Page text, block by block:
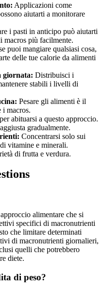
Applicazioni come
aiutarti a monitorare
i pasti in anticipo può aiutarti
macros più facilmente.
puoi mangiare qualsiasi cosa,
delle tue calorie da alimenti
giornata: Distribuisci i
stabili i livelli di
Pesare gli alimenti è il
i macros.
abituarsi a questo approccio.
gradualmente.
Concentrarsi solo sui
vitamine e minerali.
di frutta e verdura.
alimentare che si
specifici di macronutrienti
che limitare determinati
di macronutrienti giornalieri,
quelli che potrebbero
diete.
di peso?